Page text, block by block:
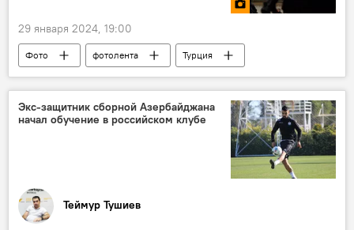
29 января 2024, 19:00
Фото фотолента
Турция
Стамбул
Теракт
Нападение
Экс-защитник сборной Азербайджана
начал обучение в российском клубе
Теймур Тушиев